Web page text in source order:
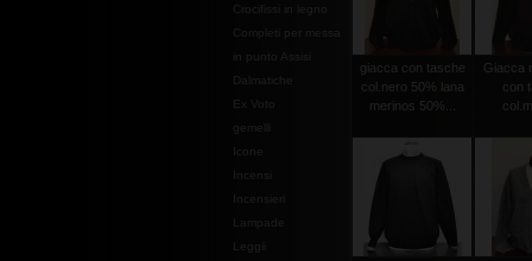
Crocifissi in legno
Completi per messa
in punto Assisi
Dalmatiche
Ex Voto
gemelli
Leggii
giacca con tasche
col.nero 50% lana
merinos 50%...
Giacca
con